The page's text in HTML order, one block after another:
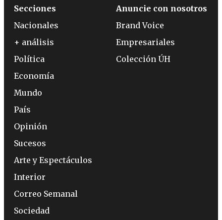
Secciones
Nacionales
+ análisis
Política
Economía
Mundo
País
Opinión
Sucesos
Arte y Espectáculos
Interior
Correo Semanal
Sociedad
Anuncie con nosotros
Brand Voice
Empresariales
Colección ÚH